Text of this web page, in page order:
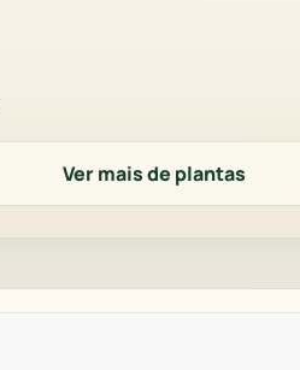
Ver mais de plantas